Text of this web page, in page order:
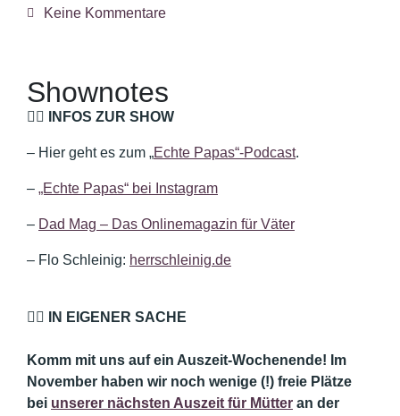
Keine Kommentare
Shownotes
👉🏼 INFOS ZUR SHOW
– Hier geht es zum „Echte Papas“-Podcast.
– „Echte Papas“ bei Instagram
– Dad Mag – Das Onlinemagazin für Väter
– Flo Schleinig: herrschleinig.de
👉🏼 IN EIGENER SACHE
Komm mit uns auf ein Auszeit-Wochenende! Im
November haben wir noch wenige (!) freie Plätze
bei unserer nächsten Auszeit für Mütter an der